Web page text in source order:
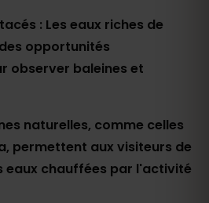
: Les eaux riches de
opportunités
observer baleines et
naturelles, comme celles
permettent aux visiteurs de
eaux chauffées par l'activité